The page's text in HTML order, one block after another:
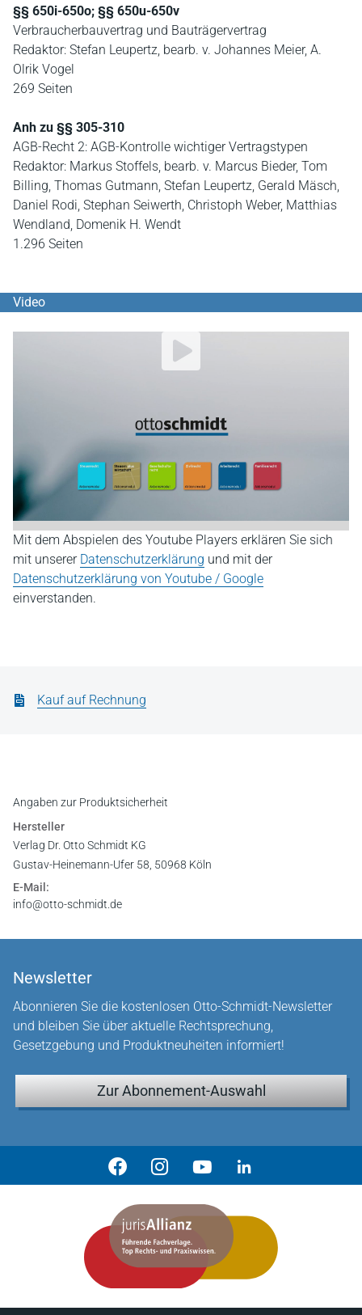
§§ 650i-650o; §§ 650u-650v
Verbraucherbauvertrag und Bauträgervertrag
Redaktor: Stefan Leupertz, bearb. v. Johannes Meier, A.
Olrik Vogel
269 Seiten
Anh zu §§ 305-310
AGB-Recht 2: AGB-Kontrolle wichtiger Vertragstypen
Redaktor: Markus Stoffels, bearb. v. Marcus Bieder, Tom
Billing, Thomas Gutmann, Stefan Leupertz, Gerald Mäsch,
Daniel Rodi, Stephan Seiwerth, Christoph Weber, Matthias
Wendland, Domenik H. Wendt
1.296 Seiten
Video
Mit dem Abspielen des Youtube Players erklären Sie sich
mit unserer Datenschutzerklärung und mit der
Datenschutzerklärung von Youtube / Google
einverstanden.
Kauf auf Rechnung
Angaben zur Produktsicherheit
Hersteller
Verlag Dr. Otto Schmidt KG
Gustav-Heinemann-Ufer 58, 50968 Köln
E-Mail:
info@otto-schmidt.de
Newsletter
Abonnieren Sie die kostenlosen Otto-Schmidt-Newsletter
und bleiben Sie über aktuelle Rechtsprechung,
Gesetzgebung und Produktneuheiten informiert!
Zur Abonnement-Auswahl